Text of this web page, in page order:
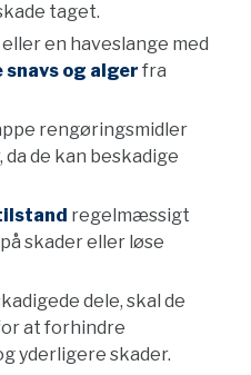
taget.
en haveslange med
snavs og alger fra
rengøringsmidler
de kan beskadige
regelmæssigt
skader eller løse
dele, skal de
at forhindre
yderligere skader.